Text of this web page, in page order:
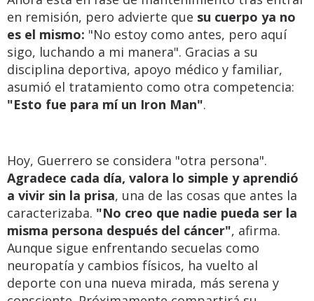
en remisión, pero advierte que su cuerpo ya no
es el mismo: "No estoy como antes, pero aquí
sigo, luchando a mi manera". Gracias a su
disciplina deportiva, apoyo médico y familiar,
asumió el tratamiento como otra competencia:
"Esto fue para mí un Iron Man".
Hoy, Guerrero se considera "otra persona".
Agradece cada día, valora lo simple y aprendió
a vivir sin la prisa, una de las cosas que antes la
caracterizaba. "No creo que nadie pueda ser la
misma persona después del cáncer", afirma.
Aunque sigue enfrentando secuelas como
neuropatía y cambios físicos, ha vuelto al
deporte con una nueva mirada, más serena y